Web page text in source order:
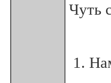
Чуть